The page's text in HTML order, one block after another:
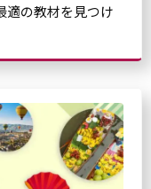
適の教材を見つけ